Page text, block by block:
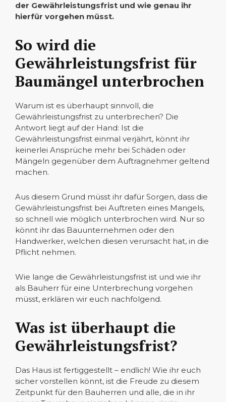
der Gewährleistungsfrist und wie genau ihr
hierfür vorgehen müsst.
So wird die
Gewährleistungsfrist für
Baumängel unterbrochen
Warum ist es überhaupt sinnvoll, die
Gewährleistungsfrist zu unterbrechen? Die
Antwort liegt auf der Hand: Ist die
Gewährleistungsfrist einmal verjährt, könnt ihr
keinerlei Ansprüche mehr bei Schäden oder
Mängeln gegenüber dem Auftragnehmer geltend
machen.
Aus diesem Grund müsst ihr dafür Sorgen, dass die
Gewährleistungsfrist bei Auftreten eines Mangels,
so schnell wie möglich unterbrochen wird. Nur so
könnt ihr das Bauunternehmen oder den
Handwerker, welchen diesen verursacht hat, in die
Pflicht nehmen.
Wie lange die Gewährleistungsfrist ist und wie ihr
als Bauherr für eine Unterbrechung vorgehen
müsst, erklären wir euch nachfolgend.
Was ist überhaupt die
Gewährleistungsfrist?
Das Haus ist fertiggestellt – endlich! Wie ihr euch
sicher vorstellen könnt, ist die Freude zu diesem
Zeitpunkt für den Bauherren und alle, die in ihr